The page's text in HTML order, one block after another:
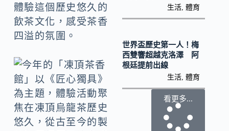
體驗這個歷史悠久的
飲茶文化，感受茶香
四溢的氛圍。
生活 ,體育
世界盃歷史第一人！梅
西雙響超越克洛澤 阿
根廷提前出線
生活 ,體育
看更多...